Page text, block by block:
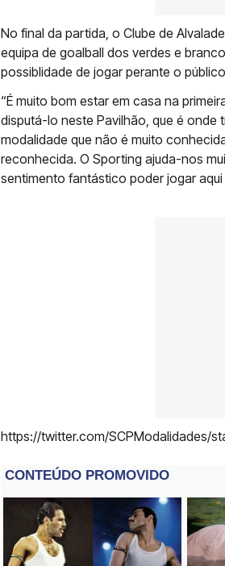
No final da partida, o Clube de
equipa de goalball dos verdes e
possiblidade de jogar perante o
“É muito bom estar em casa na
disputá-lo neste Pavilhão, que é onde
modalidade que não é muito
reconhecida. O Sporting ajuda-nos
sentimento fantástico poder jogar
https://twitter.com/SCPModalidades/